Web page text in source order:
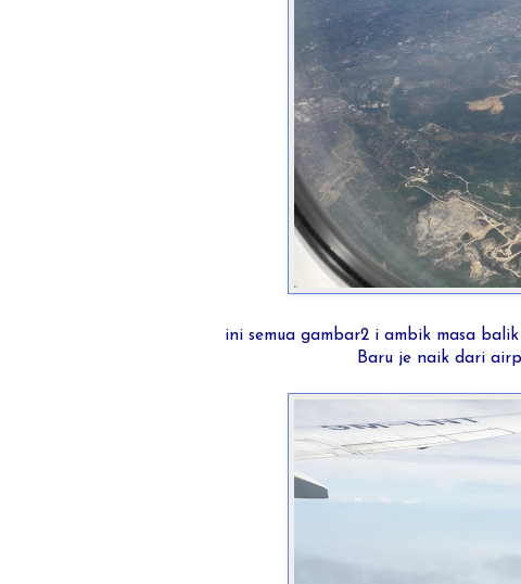
ini semua gambar2 i ambik masa
Baru je naik dari